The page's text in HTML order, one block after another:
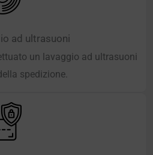
ad ultrasuoni
un lavaggio ad ultrasuoni
spedizione.